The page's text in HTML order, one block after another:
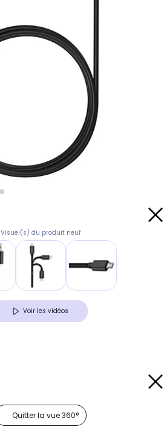
Visuel(s) du produit neuf
Voir les vidéos
Quitter la vue 360°